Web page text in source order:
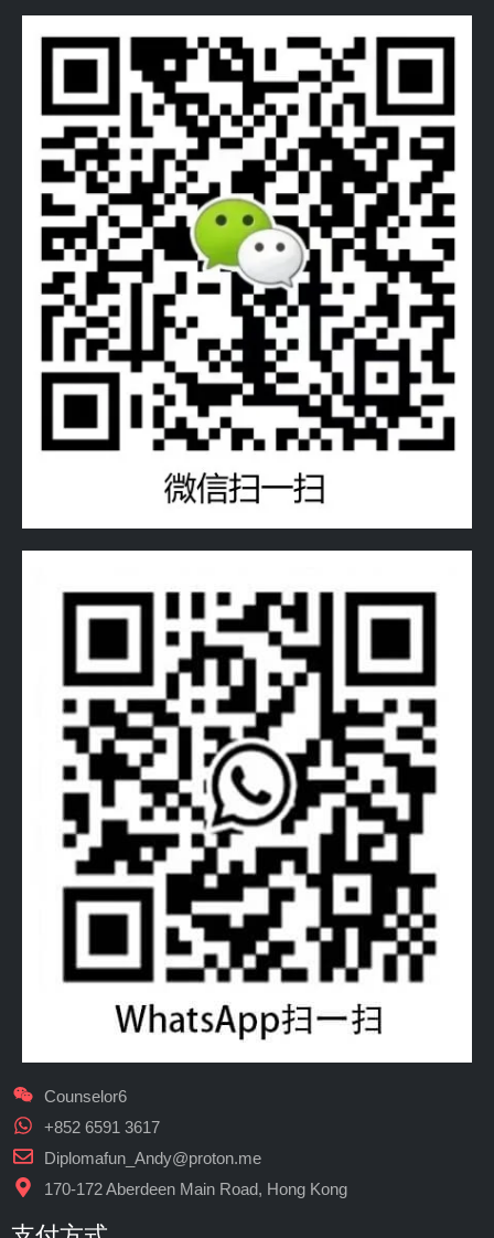
Counselor6
+852 6591 3617
Diplomafun_Andy@proton.me
170-172 Aberdeen Main Road, Hong Kong